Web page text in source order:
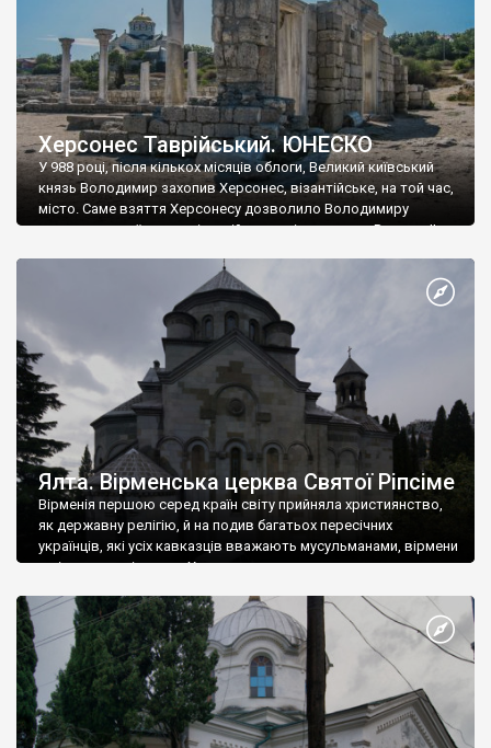
Херсонес Таврійський. ЮНЕСКО
У 988 році, після кількох місяців облоги, Великий київський
князь Володимир захопив Херсонес, візантійське, на той час,
місто. Саме взяття Херсонесу дозволило Володимиру
диктувати свої умови візантійському імператору Василю ІІ, та
Херсонесі Володимир-язичник, став Василем-християнином.
А потім було Хрещення Русі. На честь Херсонесу Таврійського
Ялта. Вірменська церква Святої Ріпсіме
Вірменія першою серед країн світу прийняла християнство,
як державну релігію, й на подив багатьох пересічних
українців, які усіх кавказців вважають мусульманами, вірмени
є відданими вірянами Христа